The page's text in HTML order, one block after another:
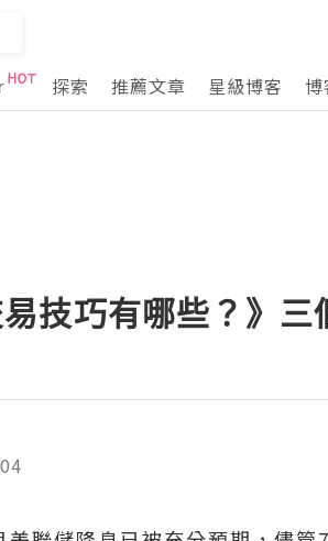
探索 推薦文章 星級博客
易技巧有哪些？》